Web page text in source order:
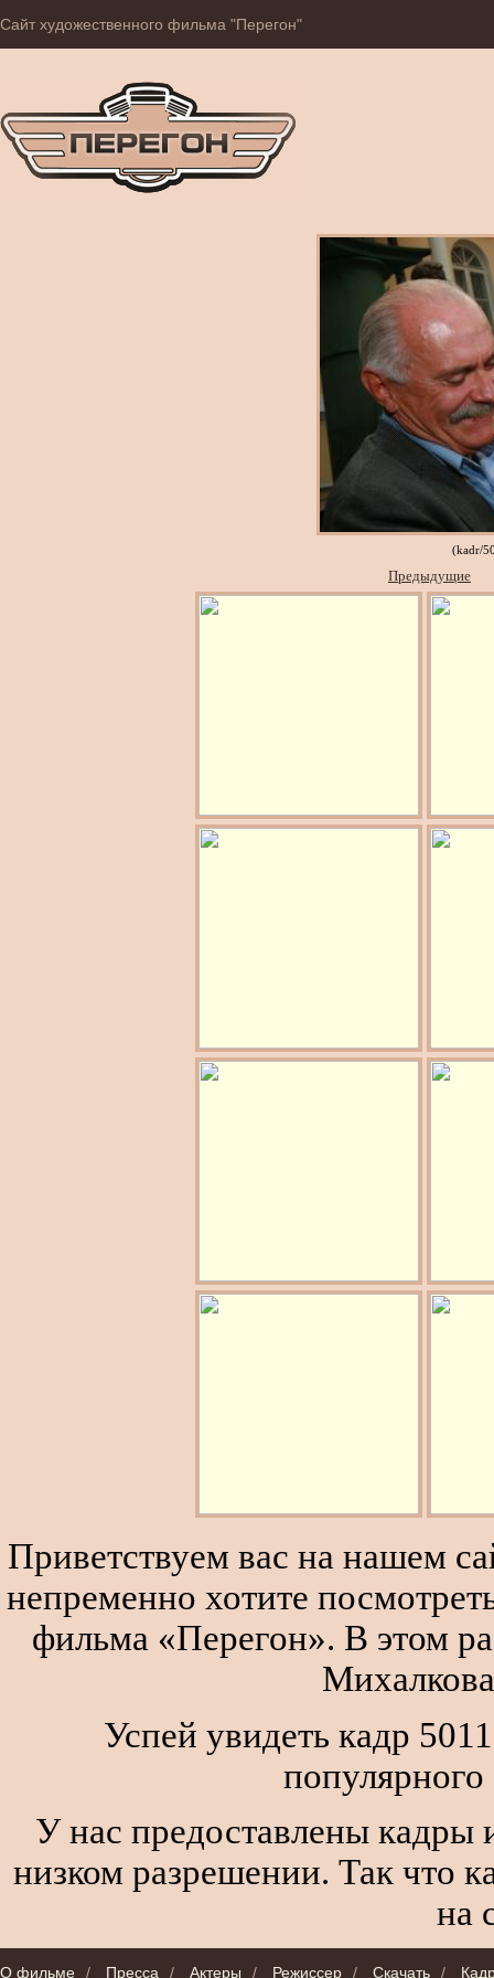
Сайт художественного фильма "Перегон"
(kadr/
Предыдущие
Приветствуем вас на нашем
непременно хотите
фильма «Перегон». В этом
Успей увидеть кадр
У нас предоставлены кадры
низком разрешении. Так что
на
О фильме / Пресса / Актеры / Режиссер / Скачать /